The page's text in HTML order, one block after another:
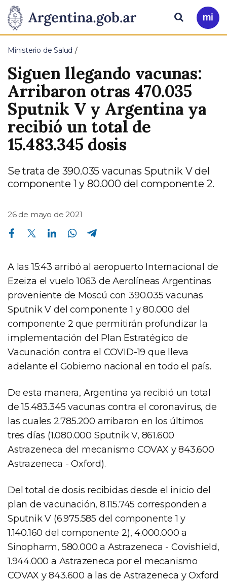
Presidencia
de
la
Nación
Pasar al contenido principal
Ir
a
Buscar
Ministerio de Salud
Siguen llegando vacunas:
Arribaron otras 470.035
Sputnik V y Argentina ya
recibió un total de
15.483.345 dosis
Se trata de 390.035 vacunas Sputnik V del
componente 1 y 80.000 del componente 2.
26 de mayo de 2021
Compartir en Facebook Compartir en Twitter Compartir en Linkedin Compartir en Whatsapp
A las 15:43 arribó al aeropuerto Internacional de
Ezeiza el vuelo 1063 de Aerolíneas Argentinas
proveniente de Moscú con 390.035 vacunas
Sputnik V del componente 1 y 80.000 del
componente 2 que permitirán profundizar la
implementación del Plan Estratégico de
Vacunación contra el COVID-19 que lleva
adelante el Gobierno nacional en todo el país.
De esta manera, Argentina ya recibió un total
de 15.483.345 vacunas contra el coronavirus, de
las cuales 2.785.200 arribaron en los últimos
tres días (1.080.000 Sputnik V, 861.600
Astrazeneca del mecanismo COVAX y 843.600
Astrazeneca - Oxford).
Del total de dosis recibidas desde el inicio del
plan de vacunación, 8.115.745 corresponden a
Sputnik V (6.975.585 del componente 1 y
1.140.160 del componente 2), 4.000.000 a
Sinopharm, 580.000 a Astrazeneca - Covishield,
1.944.000 a Astrazeneca por el mecanismo
COVAX y 843.600 a las de Astrazeneca y Oxford